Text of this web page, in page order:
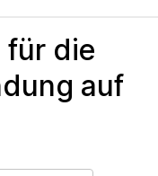
für die
auf